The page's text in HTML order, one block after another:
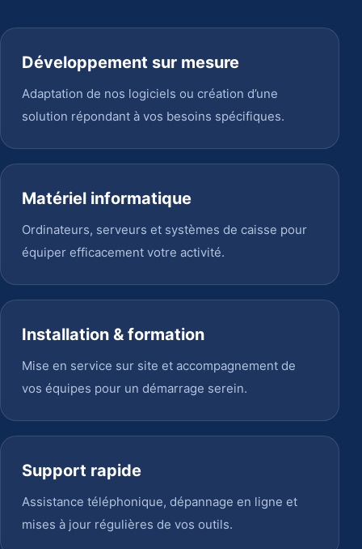
Développement sur mesure
Adaptation de nos logiciels ou création d’une
solution répondant à vos besoins spécifiques.
Matériel informatique
Ordinateurs, serveurs et systèmes de caisse pour
équiper efficacement votre activité.
Installation & formation
Mise en service sur site et accompagnement de
vos équipes pour un démarrage serein.
Support rapide
Assistance téléphonique, dépannage en ligne et
mises à jour régulières de vos outils.